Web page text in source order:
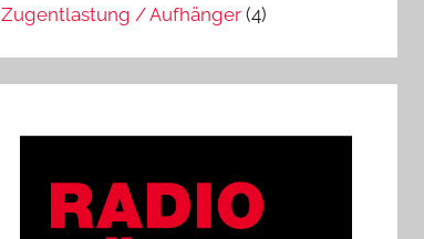
Zugentlastung / Aufhänger (4)